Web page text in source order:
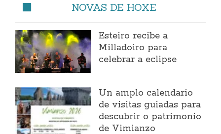
NOVAS DE HOXE
Esteiro recibe a
Milladoiro para
celebrar a eclipse
Un amplo calendario
de visitas guiadas para
descubrir o patrimonio
de Vimianzo